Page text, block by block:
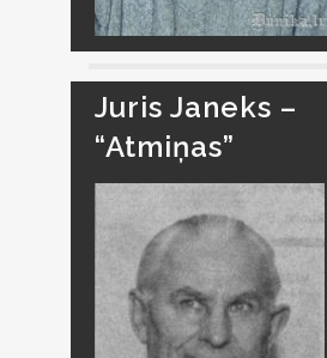
Juris Janeks –
“Atmiņas”